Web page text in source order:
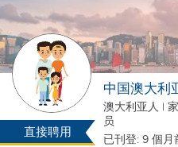
直接聘用
中国澳大利
澳大利亚人 |
员
已刊登: 9 個月